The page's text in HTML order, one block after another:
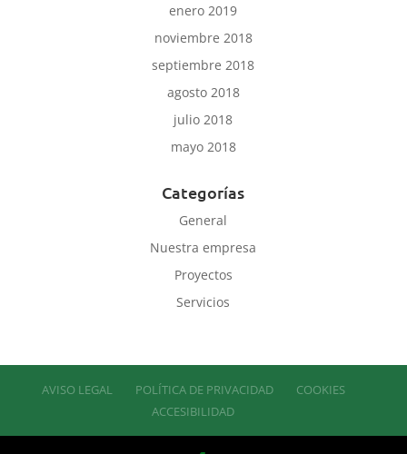
enero 2019
noviembre 2018
septiembre 2018
agosto 2018
julio 2018
mayo 2018
Categorías
General
Nuestra empresa
Proyectos
Servicios
AVISO LEGAL POLÍTICA DE PRIVACIDAD
COOKIES
ACCESIBILIDAD